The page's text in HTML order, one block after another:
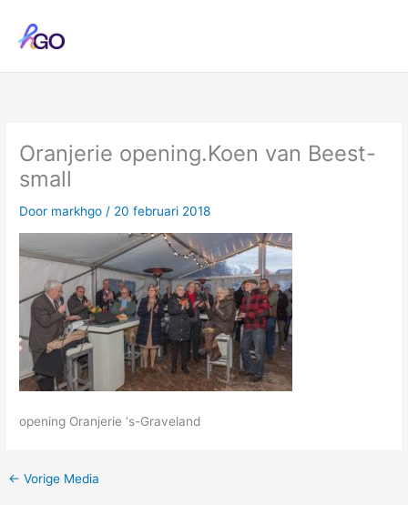
naar
inhoud
Oranjerie opening.Koen van Beest-
small
Door markhgo / 20 februari 2018
opening Oranjerie ‘s-Graveland
← Vorige Media